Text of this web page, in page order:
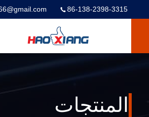
86-138-2398-3315
المنتجات